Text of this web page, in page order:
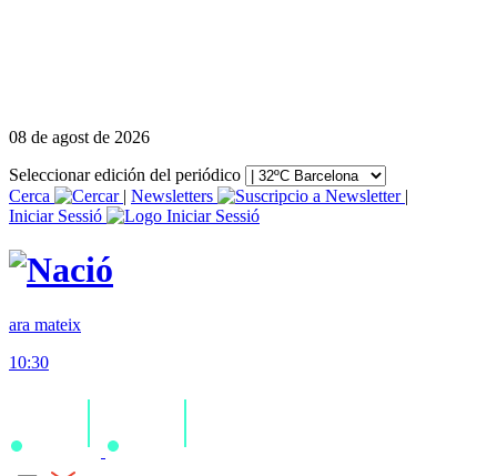
08 de agost de 2026
Seleccionar edición del periódico
Cerca
| Newsletters
|
Iniciar Sessió
ara mateix
10:30